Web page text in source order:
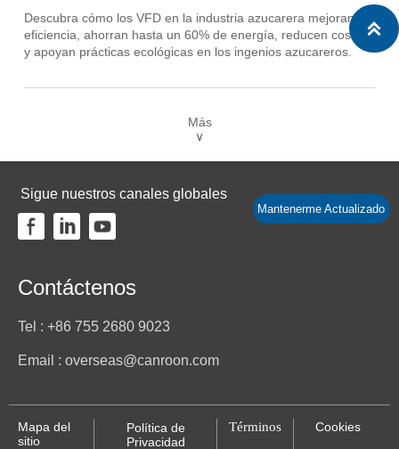
Descubra cómo los VFD en la industria azucarera mejoran la
eficiencia, ahorran hasta un 60% de energía, reducen costos
y apoyan prácticas ecológicas en los ingenios azucareros.
Más
∨
Sigue nuestros canales globales
Mantenerme Actualizado
Contáctenos
Tel : +86 755 2680 9023
Email : overseas@canroon.com
Mapa del
sitio
Política de
Privacidad
Términos Cookies
